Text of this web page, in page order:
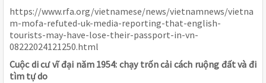
https://www.rfa.org/vietnamese/news/vietnamnews/vietna
m-mofa-refuted-uk-media-reporting-that-english-
tourists-may-have-lose-their-passport-in-vn-
08222024121250.html
Cuộc di cư vĩ đại năm 1954: chạy trốn cải cách ruộng đất và đi
tìm tự do